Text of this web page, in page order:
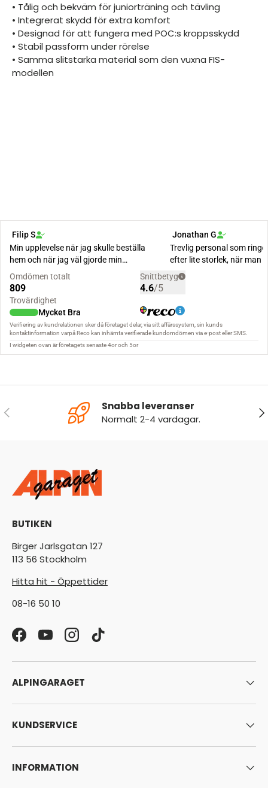
• Tålig och bekväm för juniorträning och tävling
• Integrerat skydd för extra komfort
• Designad för att fungera med POC:s kroppsskydd
• Stabil passform under rörelse
• Samma slitstarka material som den vuxna FIS-
modellen
FÖREGÅENDE
Snabba leveranser
Normalt 2-4 vardagar.
BUTIKEN
Birger Jarlsgatan 127
113 56 Stockholm
Hitta hit - Öppettider
08-16 50 10
FacebookYouTubeInstagram
TikTok
ALPINGARAGET
KUNDSERVICE
INFORMATION